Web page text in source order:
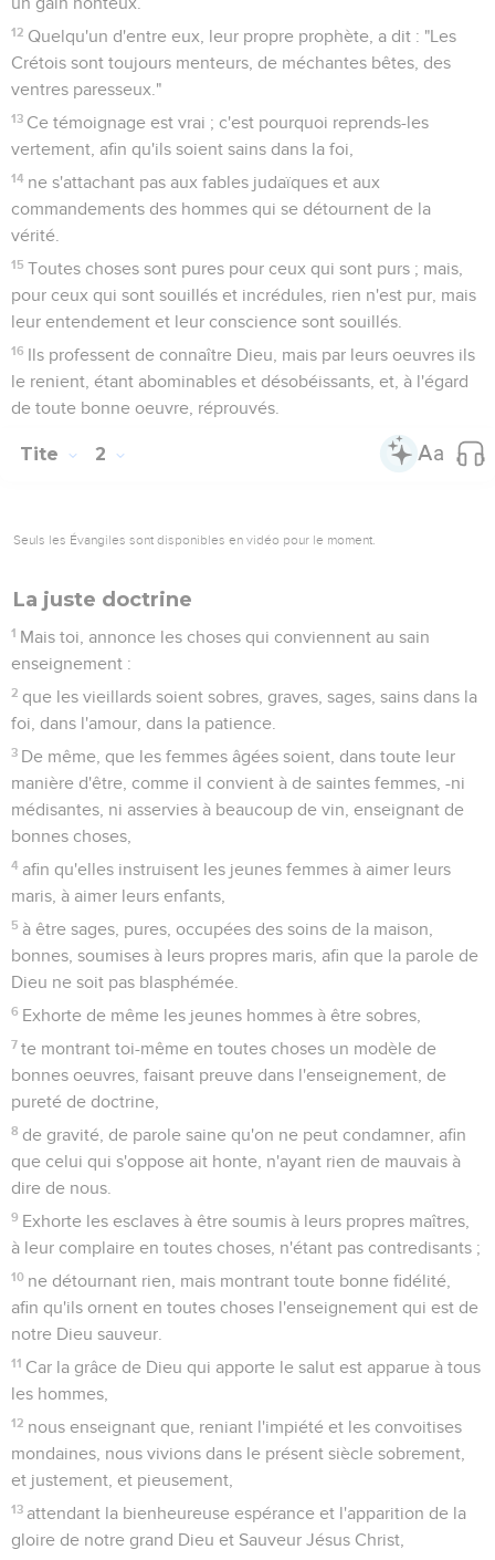
12 Quelqu'un d'entre eux, leur propre prophète, a dit : "Les
Crétois sont toujours menteurs, de méchantes bêtes, des
ventres paresseux."
13 Ce témoignage est vrai ; c'est pourquoi reprends-les
vertement, afin qu'ils soient sains dans la foi,
14 ne s'attachant pas aux fables judaïques et aux
commandements des hommes qui se détournent de la
vérité.
15 Toutes choses sont pures pour ceux qui sont purs ; mais,
pour ceux qui sont souillés et incrédules, rien n'est pur, mais
leur entendement et leur conscience sont souillés.
16 Ils professent de connaître Dieu, mais par leurs oeuvres ils
le renient, étant abominables et désobéissants, et, à l'égard
de toute bonne oeuvre, réprouvés.
Tite 2
Seuls les Évangiles sont disponibles en vidéo pour le moment.
La juste doctrine
1 Mais toi, annonce les choses qui conviennent au sain
enseignement :
2 que les vieillards soient sobres, graves, sages, sains dans la
foi, dans l'amour, dans la patience.
3 De même, que les femmes âgées soient, dans toute leur
manière d'être, comme il convient à de saintes femmes, -ni
médisantes, ni asservies à beaucoup de vin, enseignant de
bonnes choses,
4 afin qu'elles instruisent les jeunes femmes à aimer leurs
maris, à aimer leurs enfants,
5 à être sages, pures, occupées des soins de la maison,
bonnes, soumises à leurs propres maris, afin que la parole de
Dieu ne soit pas blasphémée.
6 Exhorte de même les jeunes hommes à être sobres,
7 te montrant toi-même en toutes choses un modèle de
bonnes oeuvres, faisant preuve dans l'enseignement, de
pureté de doctrine,
8 de gravité, de parole saine qu'on ne peut condamner, afin
que celui qui s'oppose ait honte, n'ayant rien de mauvais à
dire de nous.
9 Exhorte les esclaves à être soumis à leurs propres maîtres,
à leur complaire en toutes choses, n'étant pas contredisants ;
10 ne détournant rien, mais montrant toute bonne fidélité,
afin qu'ils ornent en toutes choses l'enseignement qui est de
notre Dieu sauveur.
11 Car la grâce de Dieu qui apporte le salut est apparue à tous
les hommes,
12 nous enseignant que, reniant l'impiété et les convoitises
mondaines, nous vivions dans le présent siècle sobrement,
et justement, et pieusement,
13 attendant la bienheureuse espérance et l'apparition de la
gloire de notre grand Dieu et Sauveur Jésus Christ,